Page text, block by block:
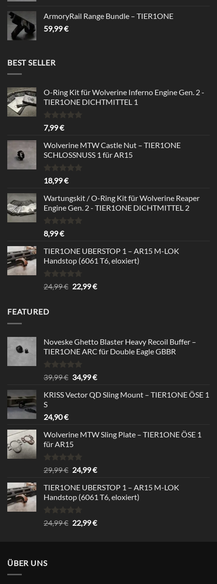
ArmoryRail Range Bundle – TIER1ONE
59,99€
BEST SELLER
O-Ring Kit für Wolverine Inferno Engine Gen. 2 -
TIER1ONE DICHTMITTEL 1
Rated
out of 5
7,99€
Wolverine MTW Castle Nut – TIER1ONE
SCHLOSSNUSS 1 für AR15
Rated5.00
out of 5
18,99€
Wartungskit / O-Ring Kit für Wolverine Reaper
Engine Gen. 2 - TIER1ONE DICHTMITTEL 2
Rated
out of 5
8,99€
TIER1ONE UBERSTOP 1 – AR15 M-LOK
Handstop (6061 T6, eloxiert)
Rated4.67
out of 5
24,99€ Original
22,99€Current
FEATURED
Noveske Ghetto Blaster Heavy Recoil Buffer –
TIER1ONE ARC für Double Eagle GBBR
Rated5.00
out of 5
39,99€ Original
was:
34,99€Current
is:
KRISS Vector QD Sling Mount – TIER1ONE ÖSE 1
S
24,90€
Wolverine MTW Sling Plate – TIER1ONE ÖSE 1
für AR15
Rated5.00
out of 5
29,99€ Original
was:
29,99 €.
24,99€Current
is:
24,99 €.
TIER1ONE UBERSTOP 1 – AR15 M-LOK
Handstop (6061 T6, eloxiert)
Rated4.67
out of 5
24,99€ Original
22,99€Current
ÜBER UNS